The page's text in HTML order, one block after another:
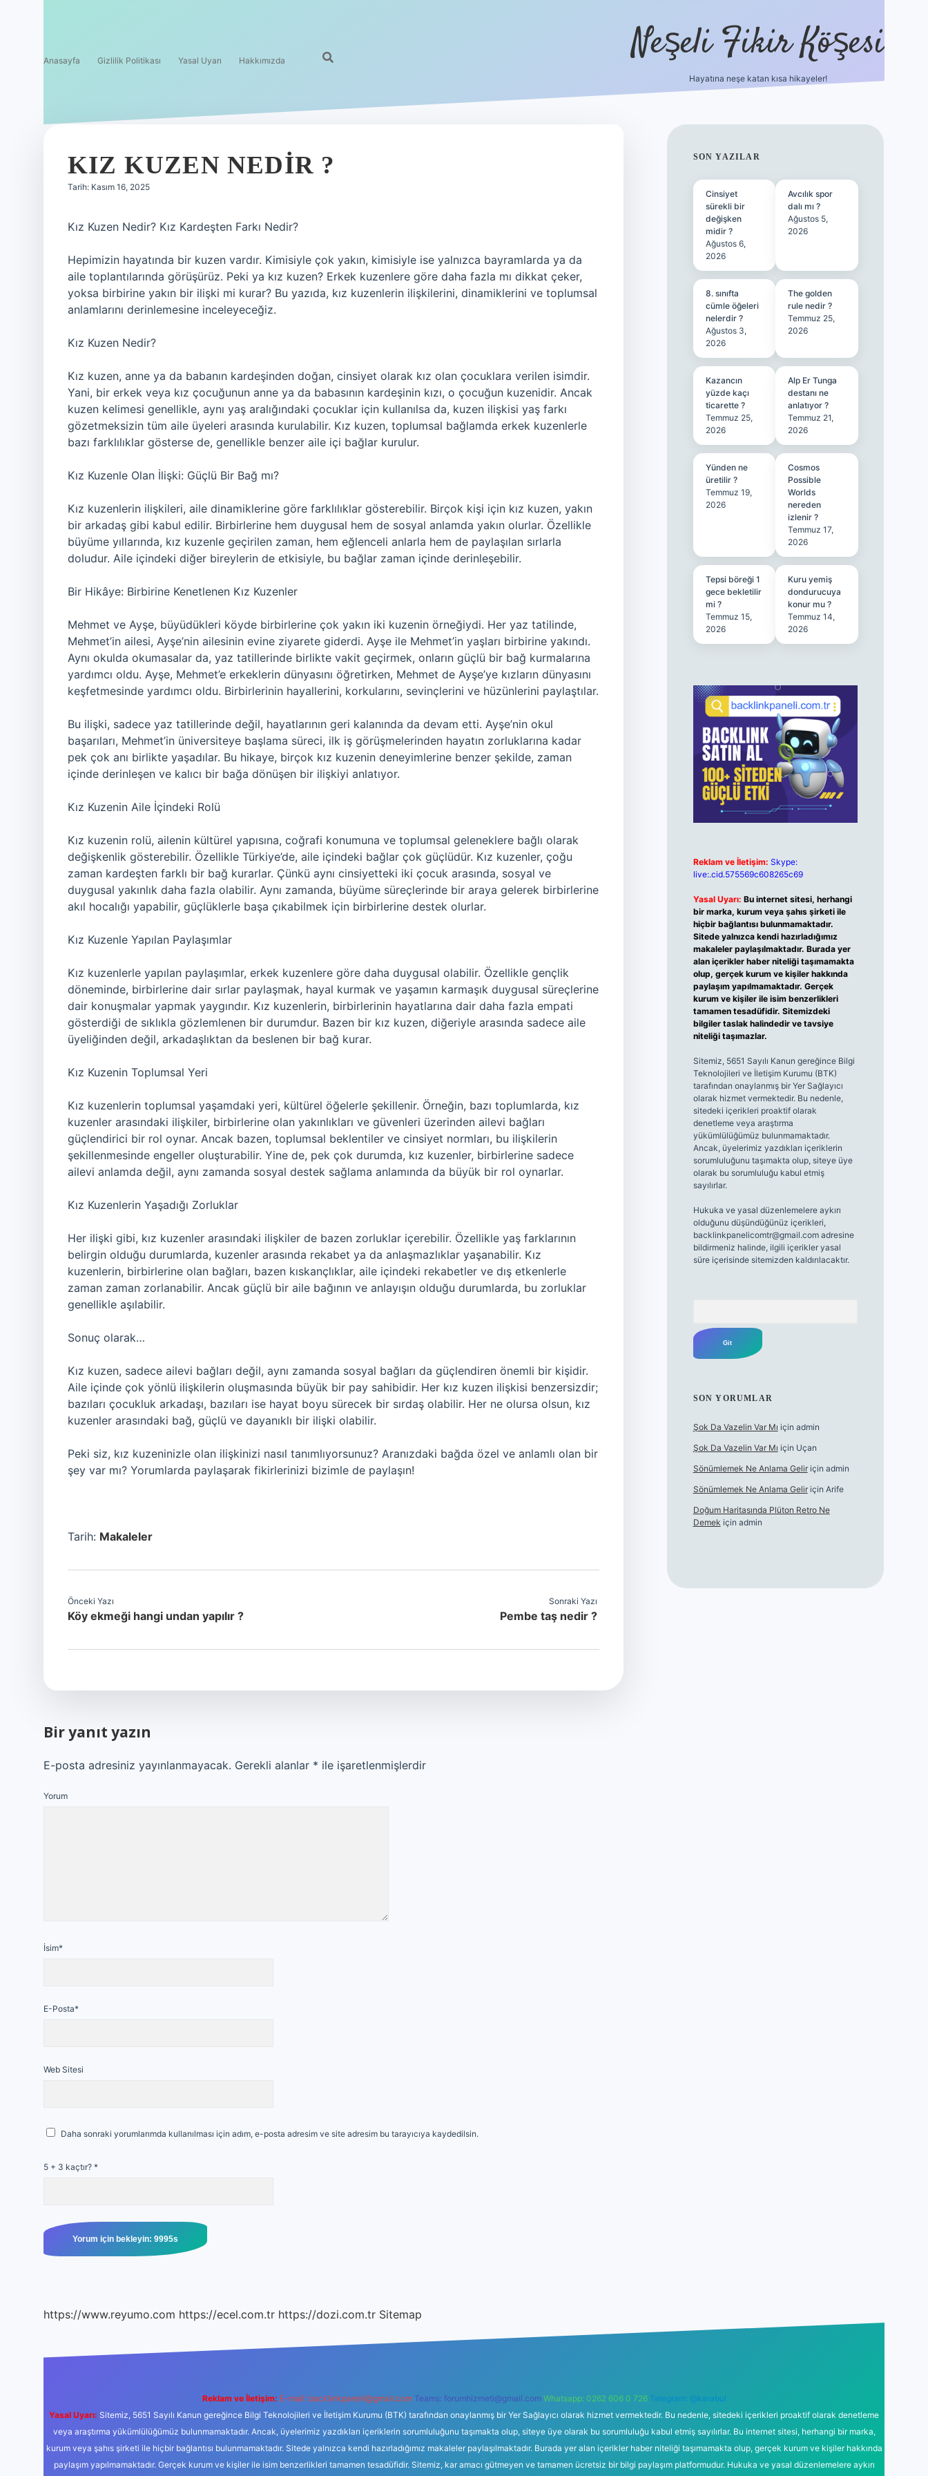
Anasayfa Gizlilik Politikası Yasal Uyarı Hakkımızda Neşeli Fikir Köşesi
Hayatına neşe katan kısa hikayeler!
KIZ KUZEN NEDIR ?
Tarih: Kasım 16, 2025
Kız Kuzen Nedir? Kız Kardeşten Farkı Nedir?
Hepimizin hayatında bir kuzen vardır. Kimisiyle çok yakın, kimisiyle ise yalnızca bayramlarda ya da
aile toplantılarında görüşürüz. Peki ya kız kuzen? Erkek kuzenlere göre daha fazla mı dikkat çeker,
yoksa birbirine yakın bir ilişki mi kurar? Bu yazıda, kız kuzenlerin ilişkilerini, dinamiklerini ve toplumsal
anlamlarını derinlemesine inceleyeceğiz.
Kız Kuzen Nedir?
Kız kuzen, anne ya da babanın kardeşinden doğan, cinsiyet olarak kız olan çocuklara verilen isimdir.
Yani, bir erkek veya kız çocuğunun anne ya da babasının kardeşinin kızı, o çocuğun kuzenidir. Ancak
kuzen kelimesi genellikle, aynı yaş aralığındaki çocuklar için kullanılsa da, kuzen ilişkisi yaş farkı
gözetmeksizin tüm aile üyeleri arasında kurulabilir. Kız kuzen, toplumsal bağlamda erkek kuzenlerle
bazı farklılıklar gösterse de, genellikle benzer aile içi bağlar kurulur.
Kız Kuzenle Olan İlişki: Güçlü Bir Bağ mı?
Kız kuzenlerin ilişkileri, aile dinamiklerine göre farklılıklar gösterebilir. Birçok kişi için kız kuzen, yakın
bir arkadaş gibi kabul edilir. Birbirlerine hem duygusal hem de sosyal anlamda yakın olurlar. Özellikle
büyüme yıllarında, kız kuzenle geçirilen zaman, hem eğlenceli anlarla hem de paylaşılan sırlarla
doludur. Aile içindeki diğer bireylerin de etkisiyle, bu bağlar zaman içinde derinleşebilir.
Bir Hikâye: Birbirine Kenetlenen Kız Kuzenler
Mehmet ve Ayşe, büyüdükleri köyde birbirlerine çok yakın iki kuzenin örneğiydi. Her yaz tatilinde,
Mehmet’in ailesi, Ayşe’nin ailesinin evine ziyarete giderdi. Ayşe ile Mehmet’in yaşları birbirine yakındı.
Aynı okulda okumasalar da, yaz tatillerinde birlikte vakit geçirmek, onların güçlü bir bağ kurmalarına
yardımcı oldu. Ayşe, Mehmet’e erkeklerin dünyasını öğretirken, Mehmet de Ayşe’ye kızların dünyasını
keşfetmesinde yardımcı oldu. Birbirlerinin hayallerini, korkularını, sevinçlerini ve hüzünlerini paylaştılar.
Bu ilişki, sadece yaz tatillerinde değil, hayatlarının geri kalanında da devam etti. Ayşe’nin okul
başarıları, Mehmet’in üniversiteye başlama süreci, ilk iş görüşmelerinden hayatın zorluklarına kadar
pek çok anı birlikte yaşadılar. Bu hikaye, birçok kız kuzenin deneyimlerine benzer şekilde, zaman
içinde derinleşen ve kalıcı bir bağa dönüşen bir ilişkiyi anlatıyor.
Kız Kuzenin Aile İçindeki Rolü
Kız kuzenin rolü, ailenin kültürel yapısına, coğrafi konumuna ve toplumsal geleneklere bağlı olarak
değişkenlik gösterebilir. Özellikle Türkiye’de, aile içindeki bağlar çok güçlüdür. Kız kuzenler, çoğu
zaman kardeşten farklı bir bağ kurarlar. Çünkü aynı cinsiyetteki iki çocuk arasında, sosyal ve
duygusal yakınlık daha fazla olabilir. Aynı zamanda, büyüme süreçlerinde bir araya gelerek birbirlerine
akıl hocalığı yapabilir, güçlüklerle başa çıkabilmek için birbirlerine destek olurlar.
Kız Kuzenle Yapılan Paylaşımlar
Kız kuzenlerle yapılan paylaşımlar, erkek kuzenlere göre daha duygusal olabilir. Özellikle gençlik
döneminde, birbirlerine dair sırlar paylaşmak, hayal kurmak ve yaşamın karmaşık duygusal süreçlerine
dair konuşmalar yapmak yaygındır. Kız kuzenlerin, birbirlerinin hayatlarına dair daha fazla empati
gösterdiği de sıklıkla gözlemlenen bir durumdur. Bazen bir kız kuzen, diğeriyle arasında sadece aile
üyeliğinden değil, arkadaşlıktan da beslenen bir bağ kurar.
Kız Kuzenin Toplumsal Yeri
Kız kuzenlerin toplumsal yaşamdaki yeri, kültürel öğelerle şekillenir. Örneğin, bazı toplumlarda, kız
kuzenler arasındaki ilişkiler, birbirlerine olan yakınlıkları ve güvenleri üzerinden ailevi bağları
güçlendirici bir rol oynar. Ancak bazen, toplumsal beklentiler ve cinsiyet normları, bu ilişkilerin
şekillenmesinde engeller oluşturabilir. Yine de, pek çok durumda, kız kuzenler, birbirlerine sadece
ailevi anlamda değil, aynı zamanda sosyal destek sağlama anlamında da büyük bir rol oynarlar.
Kız Kuzenlerin Yaşadığı Zorluklar
Her ilişki gibi, kız kuzenler arasındaki ilişkiler de bazen zorluklar içerebilir. Özellikle yaş farklarının
belirgin olduğu durumlarda, kuzenler arasında rekabet ya da anlaşmazlıklar yaşanabilir. Kız
kuzenlerin, birbirlerine olan bağları, bazen kıskançlıklar, aile içindeki rekabetler ve dış etkenlerle
zaman zaman zorlanabilir. Ancak güçlü bir aile bağının ve anlayışın olduğu durumlarda, bu zorluklar
genellikle aşılabilir.
Sonuç olarak…
Kız kuzen, sadece ailevi bağları değil, aynı zamanda sosyal bağları da güçlendiren önemli bir kişidir.
Aile içinde çok yönlü ilişkilerin oluşmasında büyük bir pay sahibidir. Her kız kuzen ilişkisi benzersizdir;
bazıları çocukluk arkadaşı, bazıları ise hayat boyu sürecek bir sırdaş olabilir. Her ne olursa olsun, kız
kuzenler arasındaki bağ, güçlü ve dayanıklı bir ilişki olabilir.
Peki siz, kız kuzeninizle olan ilişkinizi nasıl tanımlıyorsunuz? Aranızdaki bağda özel ve anlamlı olan bir
şey var mı? Yorumlarda paylaşarak fikirlerinizi bizimle de paylaşın!
Tarih: Makaleler
Önceki Yazı
Köy ekmeği hangi undan yapılır ?
Sonraki Yazı
Pembe taş nedir ?
Bir yanıt yazın
E-posta adresiniz yayınlanmayacak. Gerekli alanlar * ile işaretlenmişlerdir
Yorum
İsim*
E-Posta*
Web Sitesi
Daha sonraki yorumlarımda kullanılması için adım, e-posta adresim ve site adresim bu tarayıcıya kaydedilsin.
5 + 3 kaçtır? *
https://www.reyumo.com https://ecel.com.tr https://dozi.com.tr Sitemap
SIDEBAR
SON YAZILAR
Cinsiyet
sürekli bir
değişken
midir ?
Ağustos 6,
2026
Avcılık spor
dalı mı ?
Ağustos 5,
2026
8. sınıfta
cümle öğeleri
nelerdir ?
Ağustos 3,
2026
The golden
rule nedir ?
Temmuz 25,
2026
Kazancın
yüzde kaçı
ticarette ?
Temmuz 25,
2026
Alp Er Tunga
destanı ne
anlatıyor ?
Temmuz 21,
2026
Yünden ne
üretilir ?
Temmuz 19,
2026
Cosmos
Possible
Worlds
nereden
izlenir ?
Temmuz 17,
2026
Tepsi böreği 1
gece bekletilir
mi ?
Temmuz 15,
2026
Kuru yemiş
dondurucuya
konur mu ?
Temmuz 14,
2026
Reklam ve İletişim: Skype:
live:.cid.575569c608265c69
Yasal Uyarı: Bu internet sitesi, herhangi
bir marka, kurum veya şahıs şirketi ile
hiçbir bağlantısı bulunmamaktadır.
Sitede yalnızca kendi hazırladığımız
makaleler paylaşılmaktadır. Burada yer
alan içerikler haber niteliği taşımamakta
olup, gerçek kurum ve kişiler hakkında
paylaşım yapılmamaktadır. Gerçek
kurum ve kişiler ile isim benzerlikleri
tamamen tesadüfidir. Sitemizdeki
bilgiler taslak halindedir ve tavsiye
niteliği taşımazlar.
Sitemiz, 5651 Sayılı Kanun gereğince Bilgi
Teknolojileri ve İletişim Kurumu (BTK)
tarafından onaylanmış bir Yer Sağlayıcı
olarak hizmet vermektedir. Bu nedenle,
sitedeki içerikleri proaktif olarak
denetleme veya araştırma
yükümlülüğümüz bulunmamaktadır.
Ancak, üyelerimiz yazdıkları içeriklerin
sorumluluğunu taşımakta olup, siteye üye
olarak bu sorumluluğu kabul etmiş
sayılırlar.
Hukuka ve yasal düzenlemelere aykırı
olduğunu düşündüğünüz içerikleri,
backlinkpanelicomtr@gmail.comadresine
bildirmeniz halinde, ilgili içerikler yasal
süre içerisinde sitemizden kaldırılacaktır.
SON YORUMLAR
Şok Da Vazelin Var Mı için admin
Şok Da Vazelin Var Mı için Uçan
Sönümlemek Ne Anlama Geliriçin admin
Sönümlemek Ne Anlama Geliriçin Arife
Doğum Haritasında Plüton Retro Ne
Demek için admin
ilbet giriş
Reklam ve İletişim: E-mail: backlinkpaneli@gmail.com Teams: forumhizmeti@gmail.com Whatsapp: 0262 606 0 726 Telegram: @karabul
Yasal Uyarı: Sitemiz, 5651 Sayılı Kanun gereğince Bilgi Teknolojileri ve İletişim Kurumu (BTK) tarafından onaylanmış bir Yer Sağlayıcı olarak hizmet vermektedir. Bu nedenle, sitedeki içerikleri proaktif olarak denetleme
veya araştırma yükümlülüğümüz bulunmamaktadır. Ancak, üyelerimiz yazdıkları içeriklerin sorumluluğunu taşımakta olup, siteye üye olarak bu sorumluluğu kabul etmiş sayılırlar. Bu internet sitesi, herhangi bir marka,
kurum veya şahıs şirketi ile hiçbir bağlantısı bulunmamaktadır. Sitede yalnızca kendi hazırladığımız makaleler paylaşılmaktadır. Burada yer alan içerikler haber niteliği taşımamakta olup, gerçek kurum ve kişiler hakkında
paylaşım yapılmamaktadır. Gerçek kurum ve kişiler ile isim benzerlikleri tamamen tesadüfidir. Sitemiz, kar amacı gütmeyen ve tamamen ücretsiz bir bilgi paylaşım platformudur. Hukuka ve yasal düzenlemelere aykırı